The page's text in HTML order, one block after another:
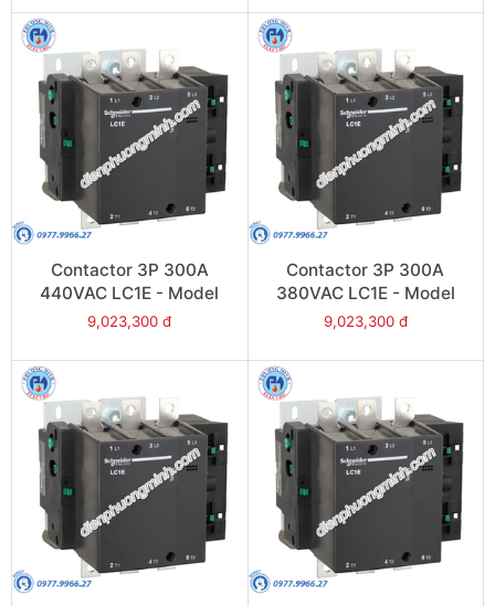
Contactor 3P 300A
440VAC LC1E - Model
LC1E300R6
9,023,300 đ
Contactor 3P 300A
380VAC LC1E - Model
LC1E300Q6
9,023,300 đ